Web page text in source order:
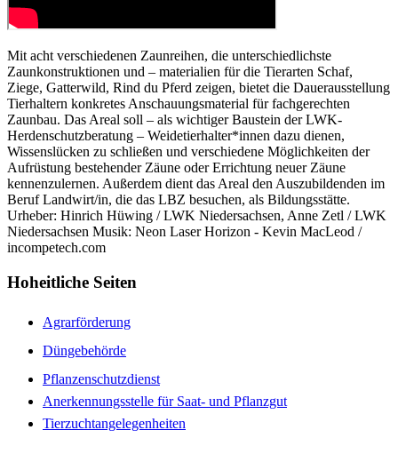
Mit acht verschiedenen Zaunreihen, die unterschiedlichste
Zaunkonstruktionen und – materialien für die Tierarten Schaf,
Ziege, Gatterwild, Rind du Pferd zeigen, bietet die Dauerausstellung
Tierhaltern konkretes Anschauungsmaterial für fachgerechten
Zaunbau. Das Areal soll – als wichtiger Baustein der LWK-
Herdenschutzberatung – Weidetierhalter*innen dazu dienen,
Wissenslücken zu schließen und verschiedene Möglichkeiten der
Aufrüstung bestehender Zäune oder Errichtung neuer Zäune
kennenzulernen. Außerdem dient das Areal den Auszubildenden im
Beruf Landwirt/in, die das LBZ besuchen, als Bildungsstätte.
Urheber: Hinrich Hüwing / LWK Niedersachsen, Anne Zetl / LWK
Niedersachsen Musik: Neon Laser Horizon - Kevin MacLeod /
incompetech.com
Hoheitliche Seiten
Agrarförderung
Düngebehörde
Pflanzenschutzdienst
Anerkennungsstelle für Saat- und Pflanzgut
Tierzuchtangelegenheiten